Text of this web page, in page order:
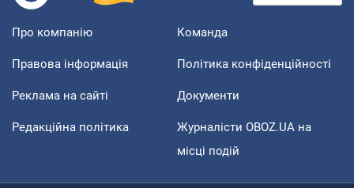
Про компанію Команда
Правова інформація Політика конфіденційності
Реклама на сайті Документи
Редакційна політика
Журналісти OBOZ.UA на
місці подій